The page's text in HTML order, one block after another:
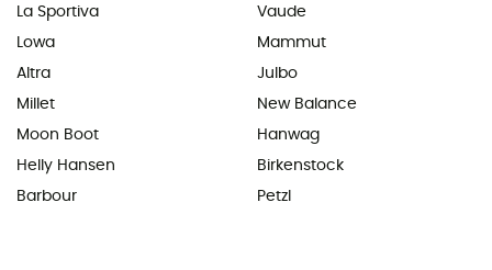
La Sportiva
Lowa
Altra
Millet
Moon Boot
Helly Hansen
Barbour
Vaude
Mammut
Julbo
New Balance
Hanwag
Birkenstock
Petzl